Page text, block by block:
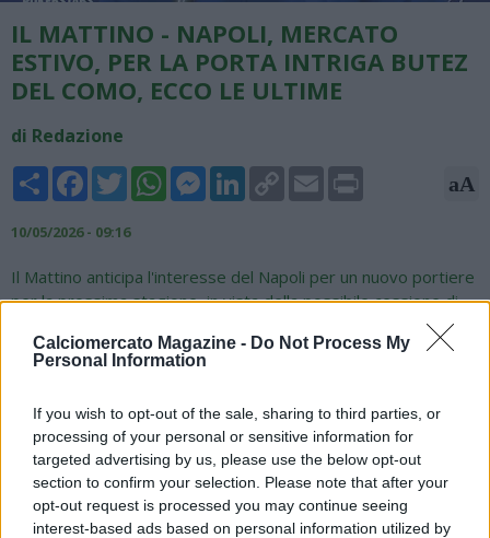
Calciomercato Magazine - Do Not Process My
Personal Information
If you wish to opt-out of the sale, sharing to third parties, or
processing of your personal or sensitive information for
targeted advertising by us, please use the below opt-out
section to confirm your selection. Please note that after your
opt-out request is processed you may continue seeing
interest-based ads based on personal information utilized by
IL MATTINO - NAPOLI, MERCATO
ESTIVO, PER LA PORTA INTRIGA BUTEZ
DEL COMO, ECCO LE ULTIME
di Redazione
Share FacebookTwitterWhatsAppMessengerLinkedInCopy
Link
Email aA
10/05/2026 - 09:16
Il Mattino anticipa l'interesse del Napoli per un nuovo portiere
per la prossima stagione, in vista della possibile cessione di
Alex Meret, liberandosi così dell'ingaggio da 5,7 milioni di euro
lordi. Secondo quanto riferito dal quotidiano, il club
partenopeo starebbe dando la caccia a Jean Butez, portiere
resta) intriga e non poco". Il Napoli potrebbe fiondarsi
concretamente su Butez solo quando verrà certificata la
permanenza di Antonio Conte. A quel punto, sarà proprio
l'allenatore a poter indicare il nome di Butez per la porta del
Napoli.